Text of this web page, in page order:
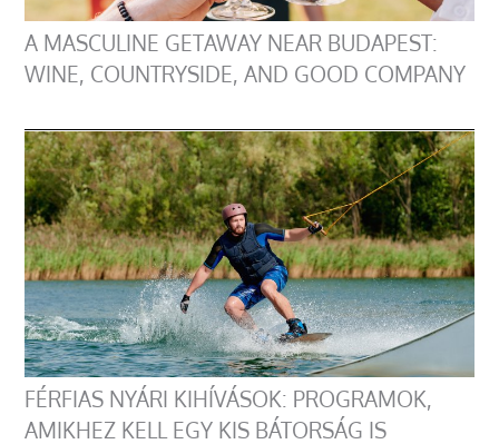
A MASCULINE GETAWAY NEAR BUDAPEST:
WINE, COUNTRYSIDE, AND GOOD COMPANY
FÉRFIAS NYÁRI KIHÍVÁSOK: PROGRAMOK,
AMIKHEZ KELL EGY KIS BÁTORSÁG IS